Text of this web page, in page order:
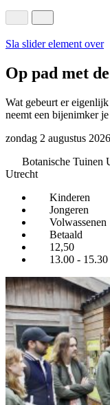
Sla slider element over
Op pad met
Wat gebeurt er
neemt een bijenimker
zondag 2 augustus 2026
Botanische Tuinen
Utrecht
Kinderen
Jongeren
Volwassenen
Betaald
12,50
13.00 -